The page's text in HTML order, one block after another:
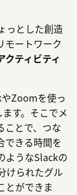
っとした創造
モートワーク
クティビティ
Zoomを使っ
す。そこでメ
ことで、つな
できる時間を
ようなSlackの
けられたグル
とができま